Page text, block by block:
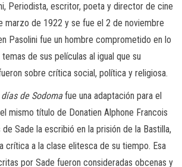
Periodista, escritor, poeta y director de cine
marzo de 1922 y se fue el 2 de noviembre
Pasolini fue un hombre comprometido en lo
de sus películas al igual que su
sobre crítica social, política y religiosa.
de Sodoma fue una adaptación para el
mismo título de Donatien Alphone Francois
Sade la escribió en la prisión de la Bastilla,
crítica a la clase elitesca de su tiempo. Esa
por Sade fueron consideradas obcenas y